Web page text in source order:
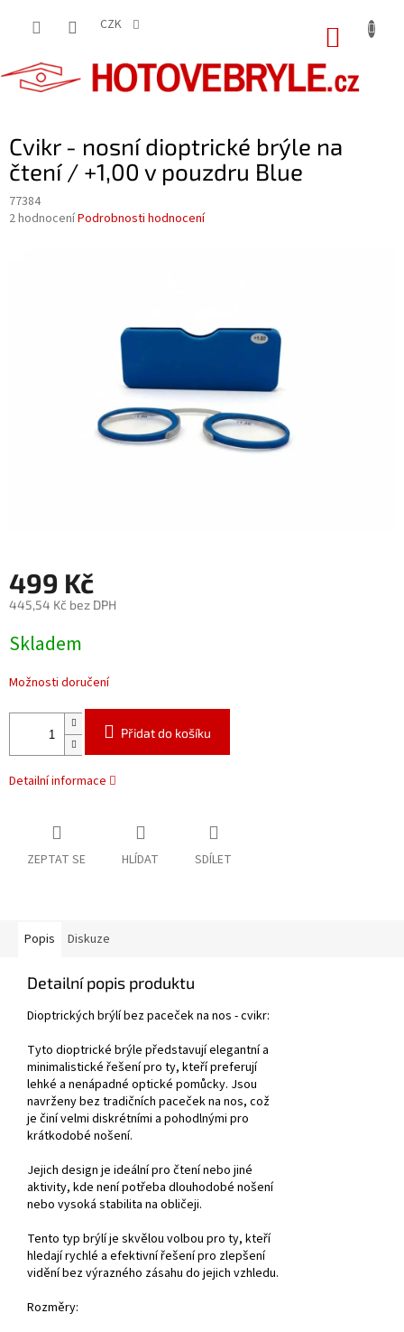
CZK
Cvikr - nosní dioptrické brýle na
čtení / +1,00 v pouzdru Blue
77384
Průměrné
2 hodnoceníPodrobnosti hodnocení
499 Kč
445,54 Kč bez DPH
cena:
Skladem
Možnosti doručení
Přidat do košíku
Detailní informace
ZEPTAT SE HLÍDAT SDÍLET
Popis Diskuze
Detailní popis produktu
Dioptrických brýlí bez paceček na nos - cvikr:
Tyto dioptrické brýle představují elegantní a
minimalistické řešení pro ty, kteří preferují
lehké a nenápadné optické pomůcky. Jsou
navrženy bez tradičních paceček na nos, což
je činí velmi diskrétními a pohodlnými pro
krátkodobé nošení.
Jejich design je ideální pro čtení nebo jiné
aktivity, kde není potřeba dlouhodobé nošení
nebo vysoká stabilita na obličeji.
Tento typ brýlí je skvělou volbou pro ty, kteří
hledají rychlé a efektivní řešení pro zlepšení
vidění bez výrazného zásahu do jejich vzhledu.
Rozměry: